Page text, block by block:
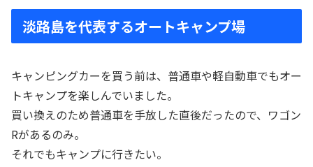
淡路島を代表するオートキャンプ場
キャンピングカーを買う前は、普通車や軽自動車でもオー
トキャンプを楽しんでいました。
買い換えのため普通車を手放した直後だったので、ワゴン
Rがあるのみ。
それでもキャンプに行きたい。